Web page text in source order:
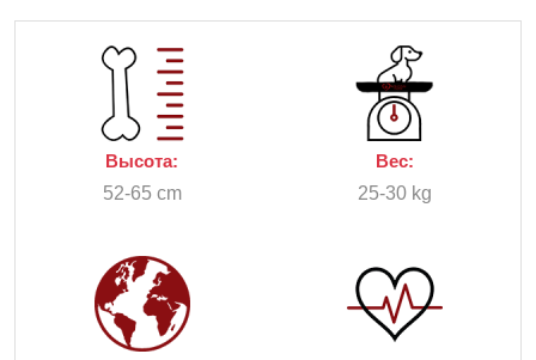
Высота:
52-65 cm
Вес:
25-30 kg